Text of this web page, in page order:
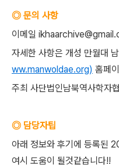
◎ 문의 사항
이메일
자세한 사항은 개성 만월대
ww.manwoldae.org) 홈페
주최 사단법인남북역사학자
◎ 담당자팁
아래 정보와 후기에 등록된
여시 도움이 될것같습니다!!